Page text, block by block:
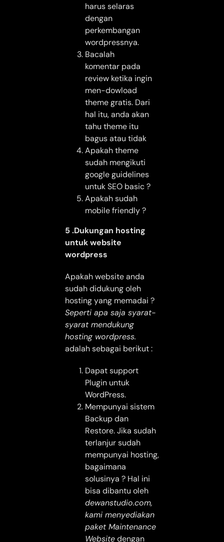
harus selaras
dengan
perkembangan
wordpressnya.
Bacalah
komentar pada
review ketika ingin
men-dowload
theme gratis. Dari
hal itu, anda akan
tahu theme itu
bagus atau tidak
Apakah theme
sudah mengikuti
google guidelines
untuk SEO basic ?
Apakah sudah
mobile friendly ?
5 .Dukungan hosting
untuk website
wordpress
Apakah website anda
sudah didukung oleh
hosting yang memadai ?
Seperti apa saja syarat-
syarat mendukung
hosting wordpress.
adalah sebagai berikut :
Dapat support
Plugin untuk
WordPress.
Mempunyai sistem
Backup dan
Restore. Jika sudah
terlanjur sudah
mempunyai hosting,
bagaimana
solusinya ? Hal ini
bisa dibantu oleh
dewanstudio.com,
kami menyediakan
paket Maintenance
Websitedengan